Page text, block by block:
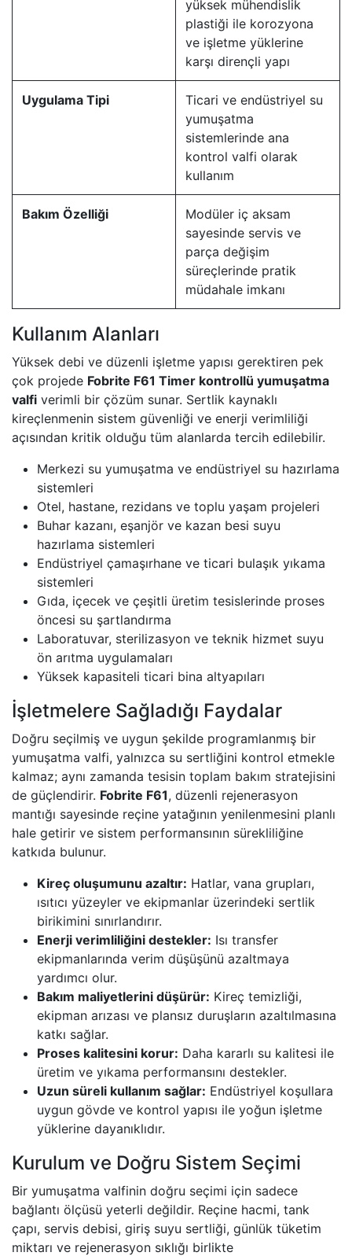
yüksek mühendislik
plastiği ile korozyona
ve işletme yüklerine
karşı dirençli yapı
Uygulama Tipi
Ticari ve endüstriyel su
yumuşatma
sistemlerinde ana
kontrol valfi olarak
kullanım
Bakım Özelliği
Modüler iç aksam
sayesinde servis ve
parça değişim
süreçlerinde pratik
müdahale imkanı
Kullanım Alanları
Yüksek debi ve düzenli işletme yapısı gerektiren pek
çok projede Fobrite F61 Timer kontrollü yumuşatma
valfi verimli bir çözüm sunar. Sertlik kaynaklı
kireçlenmenin sistem güvenliği ve enerji verimliliği
açısından kritik olduğu tüm alanlarda tercih edilebilir.
Merkezi su yumuşatma ve endüstriyel su hazırlama
sistemleri
Otel, hastane, rezidans ve toplu yaşam projeleri
Buhar kazanı, eşanjör ve kazan besi suyu
hazırlama sistemleri
Endüstriyel çamaşırhane ve ticari bulaşık yıkama
sistemleri
Gıda, içecek ve çeşitli üretim tesislerinde proses
öncesi su şartlandırma
Laboratuvar, sterilizasyon ve teknik hizmet suyu
ön arıtma uygulamaları
Yüksek kapasiteli ticari bina altyapıları
İşletmelere Sağladığı Faydalar
Doğru seçilmiş ve uygun şekilde programlanmış bir
yumuşatma valfi, yalnızca su sertliğini kontrol etmekle
kalmaz; aynı zamanda tesisin toplam bakım stratejisini
de güçlendirir. Fobrite F61, düzenli rejenerasyon
mantığı sayesinde reçine yatağının yenilenmesini planlı
hale getirir ve sistem performansının sürekliliğine
katkıda bulunur.
Kireç oluşumunu azaltır: Hatlar, vana grupları,
ısıtıcı yüzeyler ve ekipmanlar üzerindeki sertlik
birikimini sınırlandırır.
Enerji verimliliğini destekler: Isı transfer
ekipmanlarında verim düşüşünü azaltmaya
yardımcı olur.
Bakım maliyetlerini düşürür: Kireç temizliği,
ekipman arızası ve plansız duruşların azaltılmasına
katkı sağlar.
Proses kalitesini korur: Daha kararlı su kalitesi ile
üretim ve yıkama performansını destekler.
Uzun süreli kullanım sağlar: Endüstriyel koşullara
uygun gövde ve kontrol yapısı ile yoğun işletme
yüklerine dayanıklıdır.
Kurulum ve Doğru Sistem Seçimi
Bir yumuşatma valfinin doğru seçimi için sadece
bağlantı ölçüsü yeterli değildir. Reçine hacmi, tank
çapı, servis debisi, giriş suyu sertliği, günlük tüketim
miktarı ve rejenerasyon sıklığı birlikte